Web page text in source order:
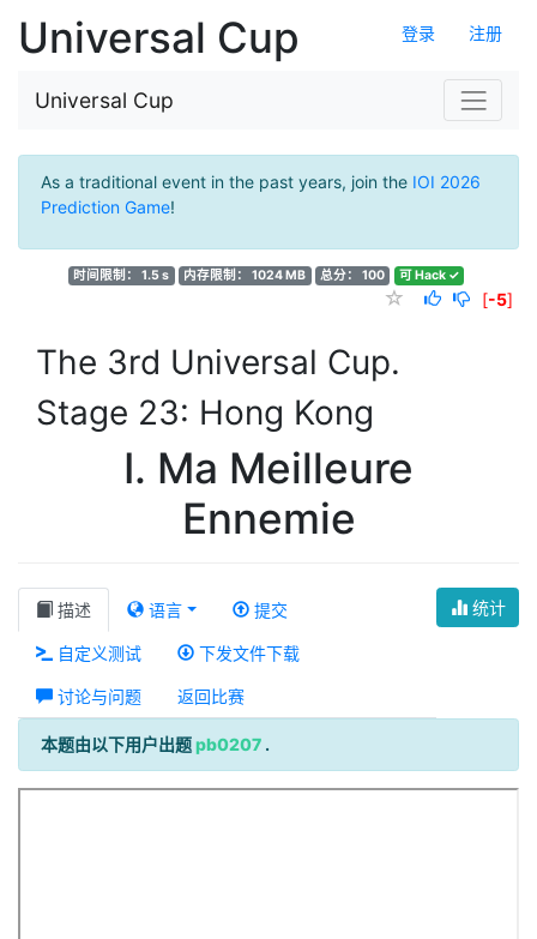
登录 注册
Universal Cup
Universal Cup
As a traditional event in the past years, join the IOI 2026
Prediction Game!
时间限制： 1.5 s 内存限制： 1024 MB 总分： 100 可 Hack ✓
[-5]
The 3rd Universal Cup.
Stage 23: Hong Kong
I. Ma Meilleure
Ennemie
统计
描述 语言 提交
自定义测试 下发文件下载
讨论与问题 返回比赛
本题由以下用户出题pb0207.